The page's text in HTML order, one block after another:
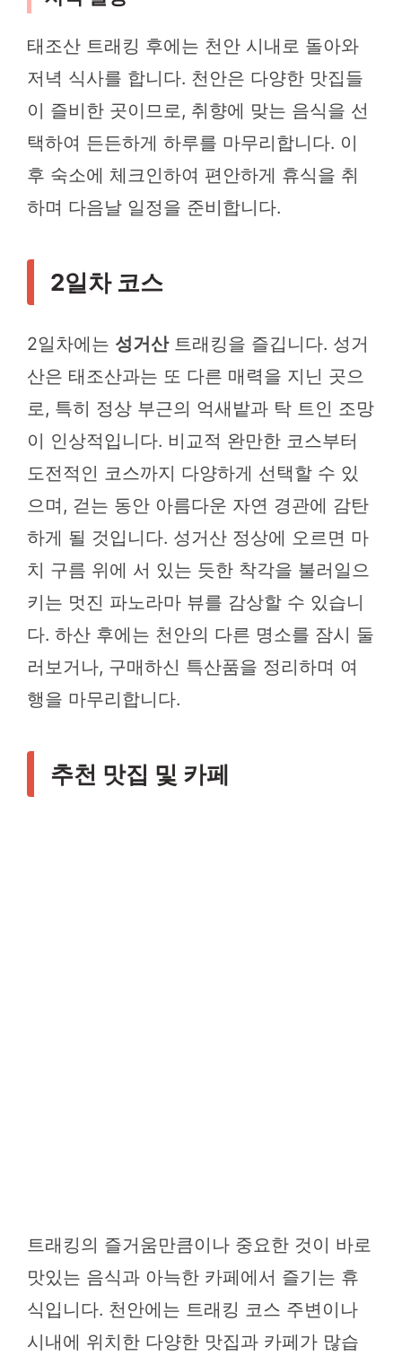
태조산 트래킹 후에는 천안 시내로 돌아와
저녁 식사를 합니다. 천안은 다양한 맛집들
이 즐비한 곳이므로, 취향에 맞는 음식을 선
택하여 든든하게 하루를 마무리합니다. 이
후 숙소에 체크인하여 편안하게 휴식을 취
하며 다음날 일정을 준비합니다.
2일차 코스
2일차에는 성거산트래킹을 즐깁니다. 성거
산은 태조산과는 또 다른 매력을 지닌 곳으
로, 특히 정상 부근의 억새밭과 탁 트인 조망
이 인상적입니다. 비교적 완만한 코스부터
도전적인 코스까지 다양하게 선택할 수 있
으며, 걷는 동안 아름다운 자연 경관에 감탄
하게 될 것입니다. 성거산 정상에 오르면 마
치 구름 위에 서 있는 듯한 착각을 불러일으
키는 멋진 파노라마 뷰를 감상할 수 있습니
다. 하산 후에는 천안의 다른 명소를 잠시 둘
러보거나, 구매하신 특산품을 정리하며 여
행을 마무리합니다.
추천 맛집 및 카페
트래킹의 즐거움만큼이나 중요한 것이 바로
맛있는 음식과 아늑한 카페에서 즐기는 휴
식입니다. 천안에는 트래킹 코스 주변이나
시내에 위치한 다양한 맛집과 카페가 많습